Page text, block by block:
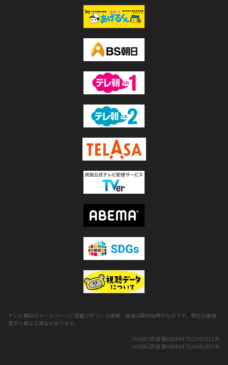
テレビ朝日のホームページに掲載されている情報、価格は取材当時のものです。現在の価格
表示と異なる場合があります。
JASRAC許諾 第6688647023Y41011号
JASRAC許諾 第6688647024Y41005号